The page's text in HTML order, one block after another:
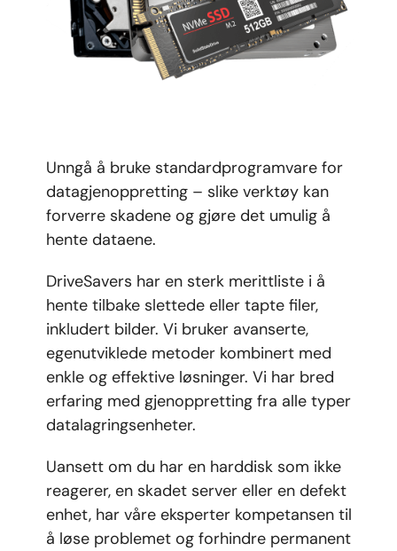
Unngå å bruke standardprogramvare for
datagjenoppretting – slike verktøy kan
forverre skadene og gjøre det umulig å
hente dataene.
DriveSavers har en sterk merittliste i å
hente tilbake slettede eller tapte filer,
inkludert bilder. Vi bruker avanserte,
egenutviklede metoder kombinert med
enkle og effektive løsninger. Vi har bred
erfaring med gjenoppretting fra alle typer
datalagringsenheter.
Uansett om du har en harddisk som ikke
reagerer, en skadet server eller en defekt
enhet, har våre eksperter kompetansen til
å løse problemet og forhindre permanent